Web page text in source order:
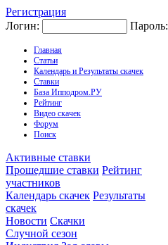
Регистрация
Логин:
Пароль:
Главная
Статьи
Календарь и Результаты скачек
Ставки
База Ипподром.РУ
Рейтинг
Видео скачек
Форум
Поиск
Активные ставки
Прошедшие ставки Рейтинг
участников
Календарь скачек Результаты
скачек
Новости Скачки
Случной сезон